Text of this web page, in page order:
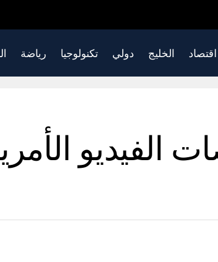
اقتصاد الخليج دولي تكنولوجيا رياضة
الفيديو